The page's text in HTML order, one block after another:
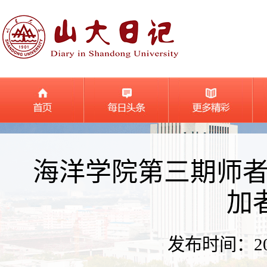
海洋学院第三期师
加
发布时间：